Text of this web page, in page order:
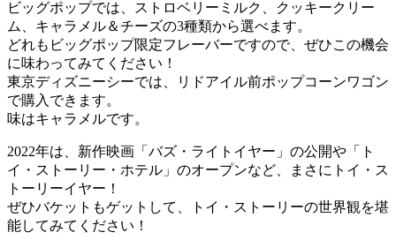
ビッグポップでは、ストロベリーミルク、クッキークリー
ム、キャラメル＆チーズの3種類から選べます。
どれもビッグポップ限定フレーバーですので、ぜひこの機会
に味わってみてください！
東京ディズニーシーでは、リドアイル前ポップコーンワゴン
で購入できます。
味はキャラメルです。
2022年は、新作映画「バズ・ライトイヤー」の公開や「ト
イ・ストーリー・ホテル」のオープンなど、まさにトイ・ス
トーリーイヤー！
ぜひバケットもゲットして、トイ・ストーリーの世界観を堪
能してみてください！